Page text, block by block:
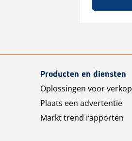
Producten en diensten
Oplossingen voor
Plaats een advertentie
Markt trend rapporten